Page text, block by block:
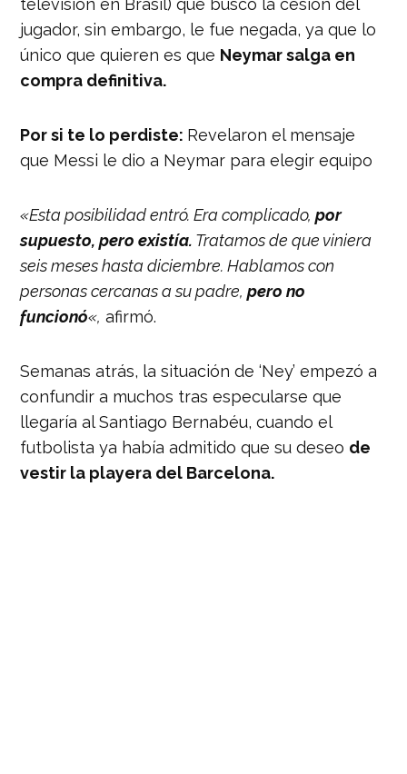
jugador, sin embargo, le fue negada, ya que lo
único que quieren es que Neymar salga en
compra definitiva.
Por si te lo perdiste: Revelaron el mensaje
que Messi le dio a Neymar para elegir equipo
«Esta posibilidad entró. Era complicado,por
supuesto, pero existía. Tratamos de que viniera
seis meses hasta diciembre. Hablamos con
personas cercanas a su padre, pero no
funcionó«, afirmó.
Semanas atrás, la situación de ‘Ney’ empezó a
confundir a muchos tras especularse que
llegaría al Santiago Bernabéu, cuando el
futbolista ya había admitido que su deseo de
vestir la playera del Barcelona.